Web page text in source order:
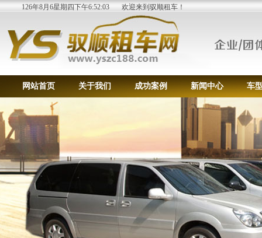
126年8月6星期四下午6:52:03 欢迎来到驭顺租车！
网站首页 关于我们 成功案例 新闻中心 车